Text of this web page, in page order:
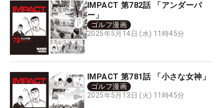
IMPACT 第782話 「アンダーパ
ー」
ゴルフ漫画
2025年5月14日 (水) 11時45分
IMPACT 第781話 「小さな女神」
ゴルフ漫画
2025年5月13日 (火) 11時45分